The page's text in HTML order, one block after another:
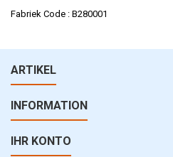
Fabriek Code : B280001
ARTIKEL
INFORMATION
IHR KONTO